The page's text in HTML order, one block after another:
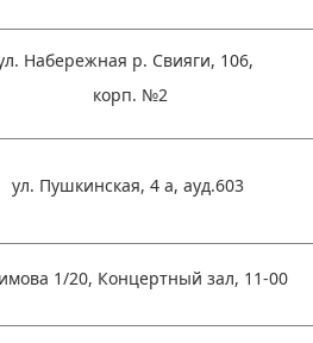
Набережная р. Свияги, 106,
корп. №2
ул. Пушкинская, 4 а, ауд.603
1/20, Концертный зал, 11-00